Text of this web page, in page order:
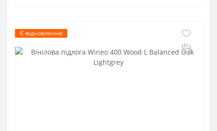
Є-відновлення